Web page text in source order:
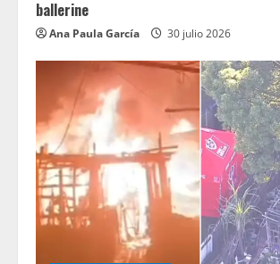
ballerine
Ana Paula García 30 julio 2026